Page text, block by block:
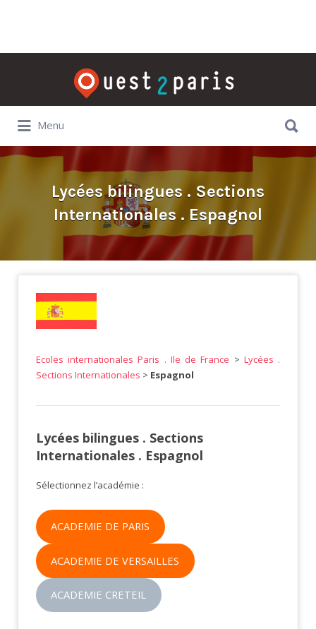
Rechercher:
Menu
Lycées bilingues . Sections
Internationales . Espagnol
Ecoles internationales Paris . Ile de France > Lycées .
Sections Internationales > Espagnol
Lycées bilingues . Sections
Internationales . Espagnol
Sélectionnez l’académie :
ACADEMIE DE PARIS
ACADEMIE DE VERSAILLES
ACADEMIE CRETEIL